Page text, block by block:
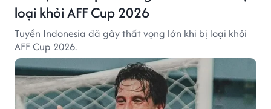
loại khỏi AFF Cup 2026
Tuyển Indonesia đã gây thất vọng lớn khi bị loại khỏi
AFF Cup 2026.